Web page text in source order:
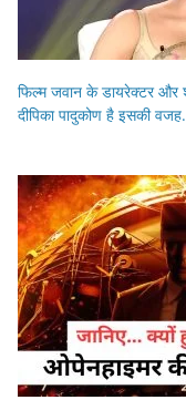
फिल्म जवान के डायरेक्टर और
दीपिका पादुकोण है इसकी